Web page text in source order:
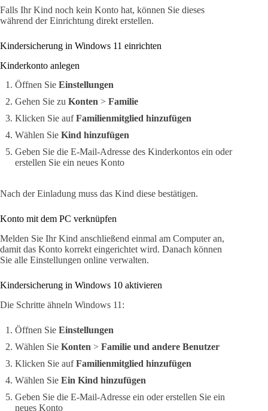
Falls Ihr Kind noch kein Konto hat, können Sie dieses
während der Einrichtung direkt erstellen.
Kindersicherung in Windows 11 einrichten
Kinderkonto anlegen
Öffnen Sie Einstellungen
Gehen Sie zu Konten > Familie
Klicken Sie aufFamilienmitglied hinzufügen
Wählen Sie Kind hinzufügen
Geben Sie die E-Mail-Adresse des Kinderkontos ein oder
erstellen Sie ein neues Konto
Nach der Einladung muss das Kind diese bestätigen.
Konto mit dem PC verknüpfen
Melden Sie Ihr Kind anschließend einmal am Computer an,
damit das Konto korrekt eingerichtet wird. Danach können
Sie alle Einstellungen online verwalten.
Kindersicherung in Windows 10 aktivieren
Die Schritte ähneln Windows 11:
Öffnen Sie Einstellungen
Wählen Sie Konten > Familie und andere Benutzer
Klicken Sie aufFamilienmitglied hinzufügen
Wählen Sie Ein Kind hinzufügen
Geben Sie die E-Mail-Adresse ein oder erstellen Sie ein
neues Konto